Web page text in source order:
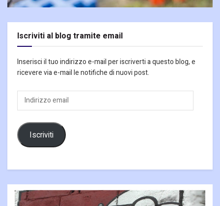
Iscriviti al blog tramite email
Inserisci il tuo indirizzo e-mail per iscriverti a questo blog, e
ricevere via e-mail le notifiche di nuovi post.
Indirizzo
email
Iscriviti